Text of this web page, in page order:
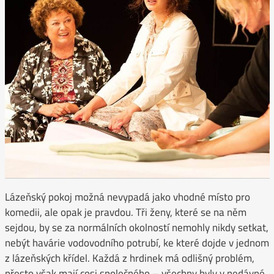
Lázeňský pokoj možná nevypadá jako vhodné místo pro
komedii, ale opak je pravdou. Tři ženy, které se na něm
sejdou, by se za normálních okolností nemohly nikdy setkat,
nebýt havárie vodovodního potrubí, ke které dojde v jednom
z lázeňských křídel. Každá z hrdinek má odlišný problém,